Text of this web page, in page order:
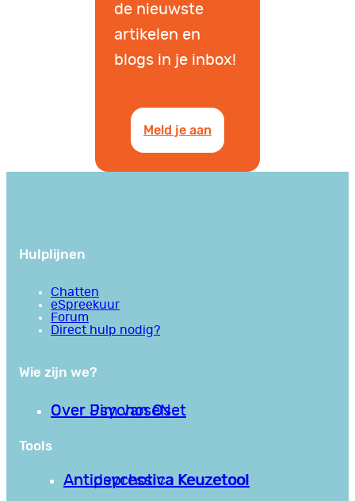
de nieuwste
artikelen en
blogs in je inbox!
Meld je aan
Hulplijnen
Chatten
eSpreekuur
Forum
Direct hulp nodig?
Wie zijn we?
Over PsychoseNet
Over Jim van Os
Tools
Antipsychotica Keuzetool
Antidepressiva Keuzetool